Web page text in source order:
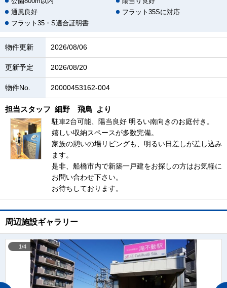
通風良好
フラット35Sに対応
フラット35・S適合証明書
物件更新 2026/08/06
更新予定 2026/08/20
物件No. 20000453162-004
担当スタッフ 細野 飛鳥 より
駐車2台可能、陽当良好 明るい南向きのお庭付き。
嬉しい収納スペースが多数完備。
家族の憩いの場リビングも、明るい日差しが差し込み
ます。
是非、船橋市内で新築一戸建をお探しの方はお気軽に
お問い合わせ下さい。
お待ちしております。
周辺施設ギャラリー
1/4